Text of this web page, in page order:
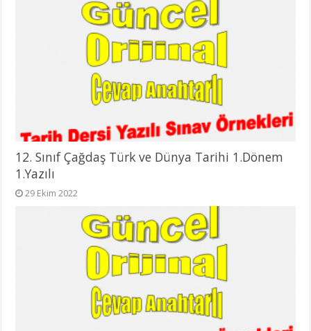
12. Sınıf Çağdaş Türk ve Dünya Tarihi 1.Dönem
1.Yazılı
29 Ekim 2022